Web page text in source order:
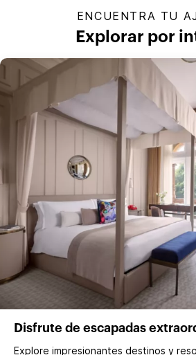
ENCUENTRA TU
Explorar por
Disfrute de escapadas
Explore impresionantes destinos y